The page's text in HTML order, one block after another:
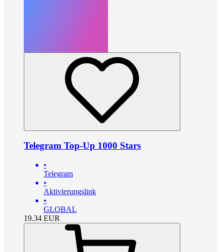
Telegram Top-Up 1000 Stars
•
Telegram
•
Aktivierungslink
•
GLOBAL
19.34 EUR